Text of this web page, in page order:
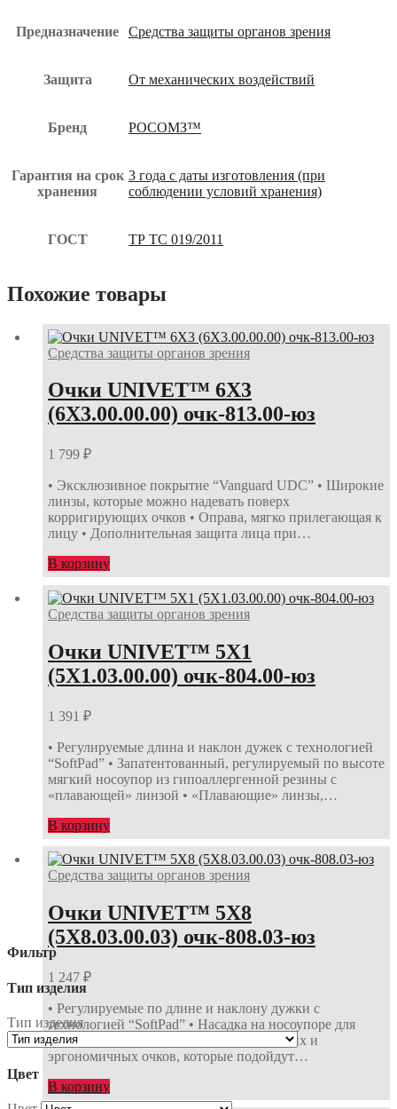
Предназначение Средства защиты органов зрения
Защита От механических воздействий
Бренд РОСОМЗ™
Гарантия на срок
хранения
3 года с даты изготовления (при
соблюдении условий хранения)
ГОСТ ТР ТС 019/2011
Похожие товары
Средства защиты органов зрения
Очки UNIVET™ 6Х3
(6Х3.00.00.00) очк-813.00-юз
1 799 ₽
• Эксклюзивное покрытие “Vanguard UDC” • Широкие
линзы, которые можно надевать поверх
корригирующих очков • Оправа, мягко прилегающая к
лицу • Дополнительная защита лица при…
В корзину
Средства защиты органов зрения
Очки UNIVET™ 5Х1
(5Х1.03.00.00) очк-804.00-юз
1 391 ₽
• Регулируемые длина и наклон дужек с технологией
“SoftPad” • Запатентованный, регулируемый по высоте
мягкий носоупор из гипоаллергенной резины с
«плавающей» линзой • «Плавающие» линзы,…
В корзину
Средства защиты органов зрения
Очки UNIVET™ 5Х8
(5Х8.03.00.03) очк-808.03-юз
1 247 ₽
• Регулируемые по длине и наклону дужки с
технологией “SoftPad” • Насадка на носоупоре для
максимального комфорта • Линейка ярких и
эргономичных очков, которые подойдут…
В корзину
Фильтр
Тип изделия
Тип изделия
Цвет